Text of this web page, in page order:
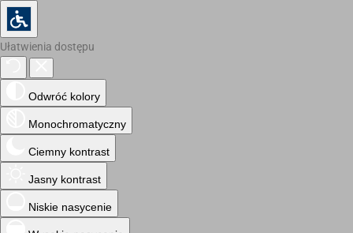
Ułatwienia dostępu
Odwróć kolory
Monochromatyczny
Ciemny kontrast
Jasny kontrast
Niskie nasycenie